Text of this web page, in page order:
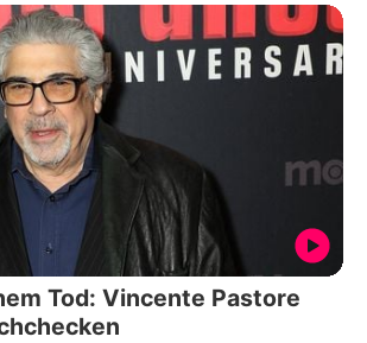
Tod: Vincente Pastore